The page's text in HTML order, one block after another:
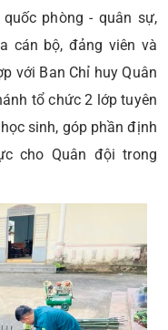
phòng - quân sự,
cán bộ, đảng viên và
với Ban Chỉ huy Quân
tổ chức 2 lớp tuyên
sinh, góp phần định
cho Quân đội trong